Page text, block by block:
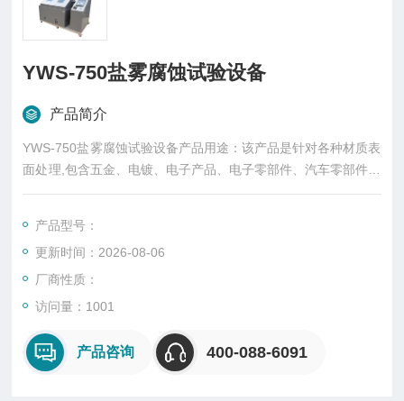
YWS-750盐雾腐蚀试验设备
产品简介
YWS-750盐雾腐蚀试验设备产品用途：该产品是针对各种材质表
面处理,包含五金、电镀、电子产品、电子零部件、汽车零部件、
摩托车、五金洁具、螺丝、弹簧、磁性材料、有机及无机皮膜、
产品型号：
更新时间：2026-08-06
厂商性质：
访问量：1001
产品咨询 400-088-6091